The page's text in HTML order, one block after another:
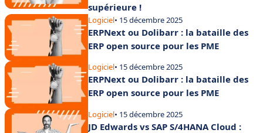
supérieure !
Logiciel• 15 décembre 2025
ERPNext ou Dolibarr : la bataille des
ERP open source pour les PME
Logiciel• 15 décembre 2025
ERPNext ou Dolibarr : la bataille des
ERP open source pour les PME
Logiciel• 15 décembre 2025
JD Edwards vs SAP S/4HANA Cloud :